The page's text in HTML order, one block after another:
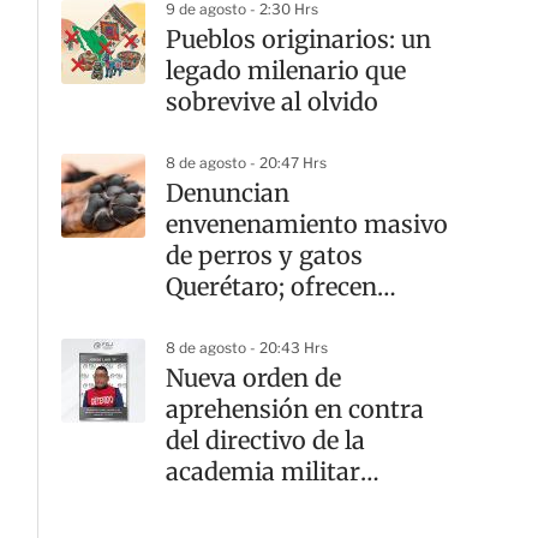
9 de agosto - 2:30 Hrs
Pueblos originarios: un
legado milenario que
sobrevive al olvido
8 de agosto - 20:47 Hrs
Denuncian
envenenamiento masivo
de perros y gatos
Querétaro; ofrecen
responsable
8 de agosto - 20:43 Hrs
Nueva orden de
aprehensión en contra
del directivo de la
academia militar